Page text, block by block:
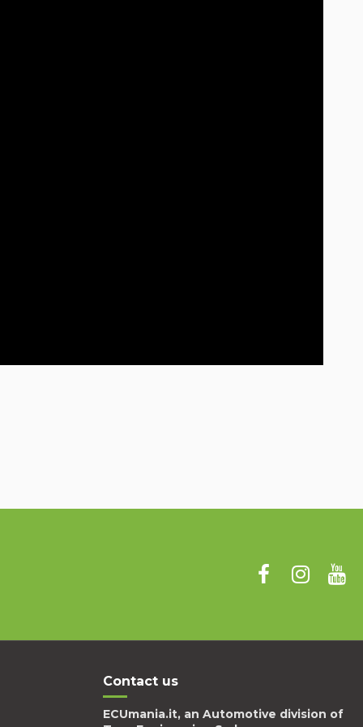
Contact us
ECUmania.it, an Automotive division of